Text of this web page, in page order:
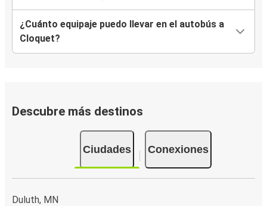
¿Cuánto equipaje puedo llevar en el autobús a
Cloquet?
Descubre más destinos
Ciudades Conexiones
Duluth, MN